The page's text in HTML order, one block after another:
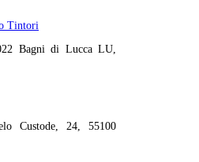
Tintori
Bagni di Lucca LU,
Custode, 24, 55100